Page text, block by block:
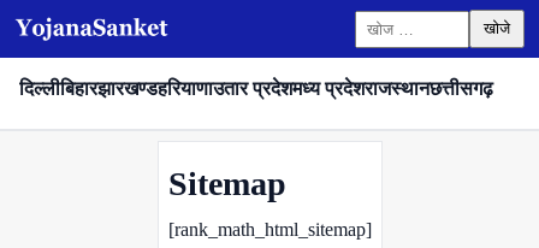
निम्न
को
खोजें:
दिल्लीबिहारझारखण्डहरियाणाउतार प्रदेशमध्य प्रदेशराजस्थानछत्तीसगढ़
Sitemap
[rank_math_html_sitemap]